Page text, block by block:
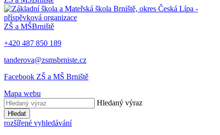
ZŠ a MŠBrniště
+420 487 850 189
tanderova@zsmsbrniste.cz
Facebook ZŠ a MŠ Brniště
Mapa webu
Hledaný výraz
Hledat
rozšířené vyhledávání